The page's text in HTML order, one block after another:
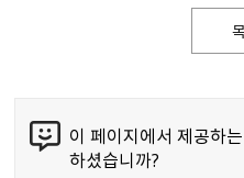
이 페이지에서 제공하
하셨습니까?